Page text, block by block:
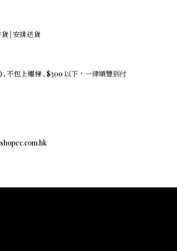
| 安排送貨
, 不包上樓梯 , $300 以下，一律順豐到付